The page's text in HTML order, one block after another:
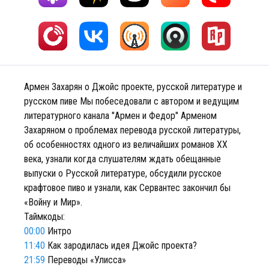
Армен Захарян о Джойс проекте, русской литературе и
русском пиве Мы побеседовали с автором и ведущим
литературного канала "Армен и Федор" Арменом
Захаряном о проблемах перевода русской литературы,
об особенностях одного из величайших романов ХХ
века, узнали когда слушателям ждать обещанные
выпуски о Русской литературе, обсудили русское
крафтовое пиво и узнали, как Сервантес закончил бы
«Войну и Мир».
Таймкоды:
00:00 Интро
11:40 Как зародилась идея Джойс проекта?
21:59 Переводы «Улисса»